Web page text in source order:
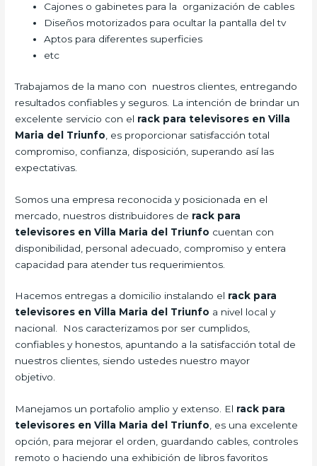
Cajones o gabinetes para la organización de cables
Diseños motorizados para ocultar la pantalla del tv
Aptos para diferentes superficies
etc
Trabajamos de la mano con nuestros clientes, entregando
resultados confiables y seguros. La intención de brindar un
excelente servicio con el rack para televisores en Villa
Maria del Triunfo , es proporcionar satisfacción total
compromiso, confianza, disposición, superando así las
expectativas.
Somos una empresa reconocida y posicionada en el
mercado, nuestros distribuidores de rack para
televisores en Villa Maria del Triunfo cuentan con
disponibilidad, personal adecuado, compromiso y entera
capacidad para atender tus requerimientos.
Hacemos entregas a domicilio instalando el rack para
televisores en Villa Maria del Triunfo a nivel local y
nacional.
Nos caracterizamos por ser cumplidos,
confiables y honestos, apuntando a la satisfacción total de
nuestros clientes, siendo ustedes nuestro mayor
objetivo.
Manejamos un portafolio amplio y extenso. El rack para
televisores en Villa Maria del Triunfo, es una excelente
opción, para mejorar el orden, guardando cables, controles
remoto o haciendo una exhibición de libros favoritos